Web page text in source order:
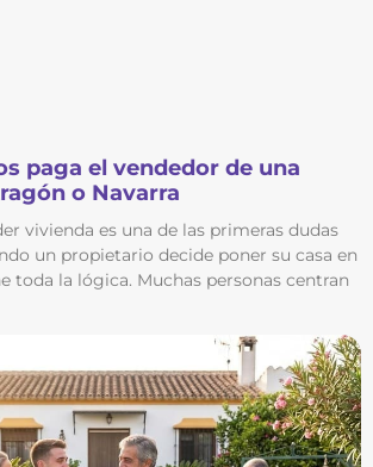
paga el vendedor de una
o Navarra
vivienda es una de las primeras dudas
un propietario decide poner su casa en
toda la lógica. Muchas personas centran